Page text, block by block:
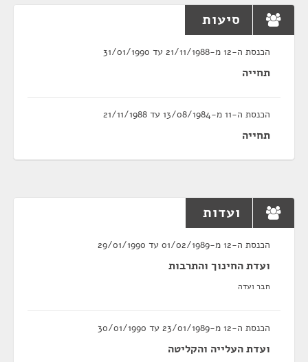
סיעות
הכנסת ה-12 מ-21/11/1988 עד 31/01/1990
תחייה
הכנסת ה-11 מ-13/08/1984 עד 21/11/1988
תחייה
ועדות
הכנסת ה-12 מ-01/02/1989 עד 29/01/1990
ועדת החינוך והתרבות
חבר ועדה
הכנסת ה-12 מ-23/01/1989 עד 30/01/1990
ועדת העלייה והקליטה